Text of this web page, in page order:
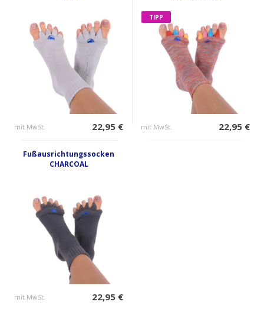
mit MwSt. 22,95 €
TIPP
mit MwSt. 22,95 €
Fußausrichtungssocken
CHARCOAL
mit MwSt. 22,95 €